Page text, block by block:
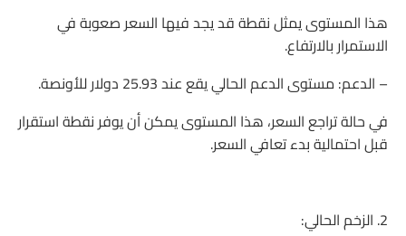
هذا المستوى يمثل نقطة قد يجد فيها السعر صعوبة في
الاستمرار بالارتفاع.
– الدعم: مستوى الدعم الحالي يقع عند 25.93 دولار للأونصة.
في حالة تراجع السعر، هذا المستوى يمكن أن يوفر نقطة استقرار
قبل احتمالية بدء تعافي السعر.
2. الزخم الحالي: